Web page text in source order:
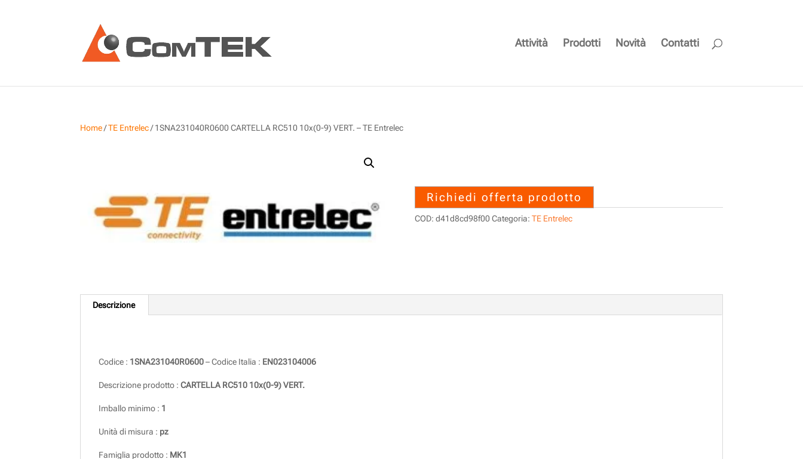
Attività Prodotti Novità Contatti
Home/TE Entrelec/ 1SNA231040R0600 CARTELLA RC510 10x(0-9) VERT. – TE Entrelec
Richiedi offerta prodotto
COD: d41d8cd98f00 Categoria: TE Entrelec
Descrizione
Codice : 1SNA231040R0600– Codice Italia : EN023104006
Descrizione prodotto :CARTELLA RC510 10x(0-9) VERT.
Imballo minimo : 1
Unità di misura : pz
Famiglia prodotto : MK1